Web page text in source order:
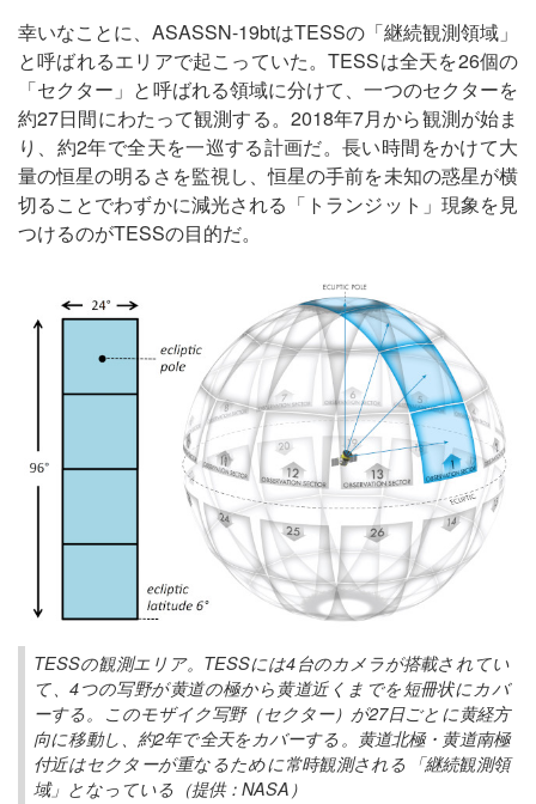
幸いなことに、ASASSN-19btはTESSの「継続観測領域」
と呼ばれるエリアで起こっていた。TESSは全天を26個の
「セクター」と呼ばれる領域に分けて、一つのセクターを
約27日間にわたって観測する。2018年7月から観測が始ま
り、約2年で全天を一巡する計画だ。長い時間をかけて大
量の恒星の明るさを監視し、恒星の手前を未知の惑星が横
切ることでわずかに減光される「トランジット」現象を見
つけるのがTESSの目的だ。
TESSの観測エリア。TESSには4台のカメラが搭載されてい
て、4つの写野が黄道の極から黄道近くまでを短冊状にカバ
ーする。このモザイク写野（セクター）が27日ごとに黄経方
向に移動し、約2年で全天をカバーする。黄道北極・黄道南極
付近はセクターが重なるために常時観測される「継続観測領
域」となっている（提供：NASA）